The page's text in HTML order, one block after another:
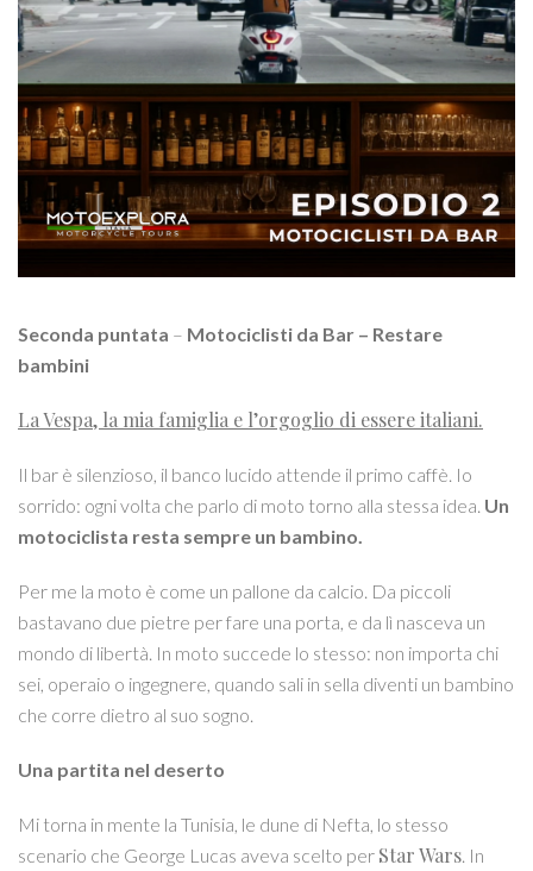
Seconda puntata – Motociclisti da Bar – Restare
bambini
La Vespa, la mia famiglia e l’orgoglio di essere italiani.
Il bar è silenzioso, il banco lucido attende il primo caffè. Io
sorrido: ogni volta che parlo di moto torno alla stessa idea. Un
motociclista resta sempre un bambino.
Per me la moto è come un pallone da calcio. Da piccoli
bastavano due pietre per fare una porta, e da lì nasceva un
mondo di libertà. In moto succede lo stesso: non importa chi
sei, operaio o ingegnere, quando sali in sella diventi un bambino
che corre dietro al suo sogno.
Una partita nel deserto
Mi torna in mente la Tunisia, le dune di Nefta, lo stesso
scenario che George Lucas aveva scelto per Star Wars. In